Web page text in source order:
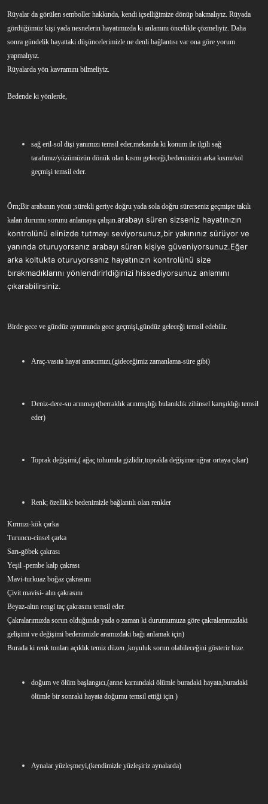
t
a
n
i
h
i
Rüyalar da görülen semboller hakkında, kendi içselliğimize dönüp bakmalıyız. Rüyada
gördüğümüz kişi yada nesnelerin hayatımızda ki anlamını öncelikle çözmeliyiz. Daha
sonra gündelik hayattaki düşüncelerimizle ne denli bağlantısı var ona göre yorum
yapmalıyız.
Rüyalarda yön kavramını bilmeliyiz.
Bedende ki yönlerde,
sağ eril-sol dişi yanımızı temsil eder.mekanda ki konum ile ilgili sağ
tarafımız/yüzümüzün dönük olan kısmı geleceği,bedenimizin arka kısmı/sol
geçmişi temsil eder.
Örn;Bir arabanın yönü ;sürekli geriye doğru yada sola doğru sürerseniz geçmişte takılı
kalan durumu sorunu anlamaya çalışın.arabayı süren sizseniz hayatınızın
kontrolünü elinizde tutmayı seviyorsunuz,bir yakınınız sürüyor ve
yanında oturuyorsanız arabayı süren kişiye güveniyorsunuz.Eğer
arka koltukta oturuyorsanız hayatınızın kontrolünü size
bırakmadıklarını yönlendirirldiğinizi hissediyorsunuz anlamını
çıkarabilirsiniz.
Birde gece ve gündüz ayırımında gece geçmişi,gündüz geleceği temsil edebilir.
Araç-vasıta hayat amacımızı,(gideceğimiz zamanlama-süre gibi)
Deniz-dere-su arınmayı(berraklık arınmışlığı bulanıklık zihinsel karışıklığı temsil
eder)
Toprak değişimi,( ağaç tohumda gizlidir,toprakla değişime uğrar ortaya çıkar)
Renk; özellikle bedenimizle bağlantılı olan renkler
Kırmızı-kök çarka
Turuncu-cinsel çarka
Sarı-göbek çakrası
Yeşil -pembe kalp çakrası
Mavi-turkuaz boğaz çakrasını
Çivit mavisi- alın çakrasını
Beyaz-altın rengi taç çakrasını temsil eder.
Çakralarımızda sorun olduğunda yada o zaman ki durumumuza göre çakralarımızdaki
gelişimi ve değişimi bedenimizle aramızdaki bağı anlamak için)
Burada ki renk tonları açıklık temiz düzen ,koyuluk sorun olabileceğini gösterir bize.
doğum ve ölüm başlangıcı,(anne karnındaki ölümle buradaki hayata,buradaki
ölümle bir sonraki hayata doğumu temsil ettiği için )
Aynalar yüzleşmeyi,(kendimizle yüzleşiriz aynalarda)